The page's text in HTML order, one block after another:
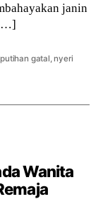
janin
[…]
gatal,nyeri
Wanita
Remaja